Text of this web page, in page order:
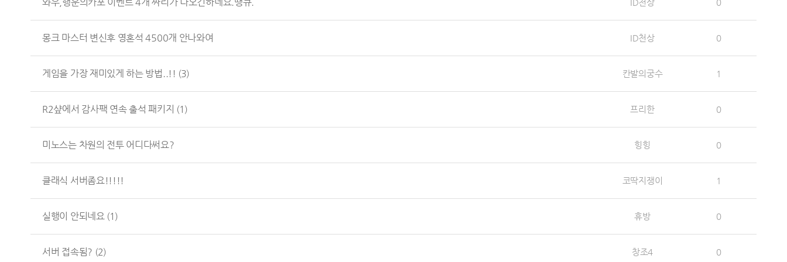
ID천상 0
몽크 마스터 변신후 영혼석 4500개 안나와여 ID천상 0
게임을 가장 재미있게 하는 방법..!! (3) 칸발의궁수 1
R2샾에서 감사팩 연속 출석 패키지 (1) 프리한 0
미노스는 차원의 전투 어디다써요? 힝힝 0
클래식 서버좀요!!!!! 코딱지쟁이 1
실행이 안되네요 (1) 휴방 0
서버 접속됨? (2) 창조4 0